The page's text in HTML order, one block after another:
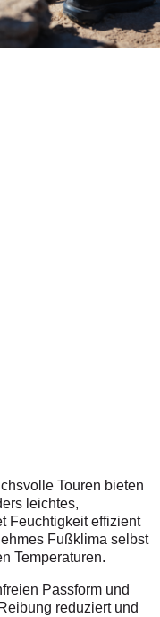
Touren bieten
leichtes,
Feuchtigkeit effizient
Fußklima selbst
Temperaturen.
Passform und
reduziert und